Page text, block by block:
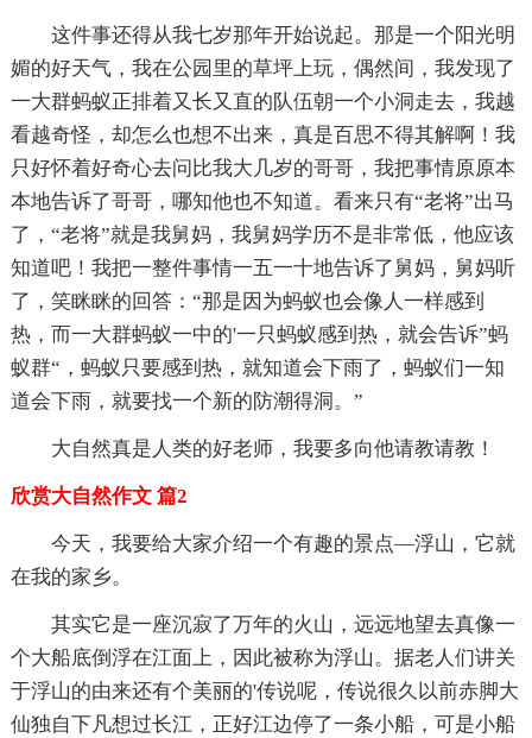
这件事还得从我七岁那年开始说起。那是一个阳光明
媚的好天气，我在公园里的草坪上玩，偶然间，我发现了
一大群蚂蚁正排着又长又直的队伍朝一个小洞走去，我越
看越奇怪，却怎么也想不出来，真是百思不得其解啊！我
只好怀着好奇心去问比我大几岁的哥哥，我把事情原原本
本地告诉了哥哥，哪知他也不知道。看来只有“老将”出马
了，“老将”就是我舅妈，我舅妈学历不是非常低，他应该
知道吧！我把一整件事情一五一十地告诉了舅妈，舅妈听
了，笑眯眯的回答：“那是因为蚂蚁也会像人一样感到
热，而一大群蚂蚁一中的'一只蚂蚁感到热，就会告诉”蚂
蚁群“，蚂蚁只要感到热，就知道会下雨了，蚂蚁们一知
道会下雨，就要找一个新的防潮得洞。”
大自然真是人类的好老师，我要多向他请教请教！
欣赏大自然作文 篇2
今天，我要给大家介绍一个有趣的景点—浮山，它就
在我的家乡。
其实它是一座沉寂了万年的火山，远远地望去真像一
个大船底倒浮在江面上，因此被称为浮山。据老人们讲关
于浮山的由来还有个美丽的'传说呢，传说很久以前赤脚大
仙独自下凡想过长江，正好江边停了一条小船，可是小船